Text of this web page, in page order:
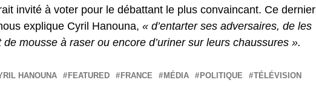
invité à voter pour le débattant le plus convaincant. Ce dernier
explique Cyril Hanouna, « d’entarter ses adversaires, de les
mousse à raser ou encore d’uriner sur leurs chaussures ».
HANOUNA FEATURED FRANCE MÉDIA POLITIQUE TÉLÉVISION